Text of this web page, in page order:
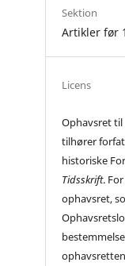
Sektion
Artikler før
Licens
Ophavsret
tilhører
historiske
Tidsskrift.
ophavsret,